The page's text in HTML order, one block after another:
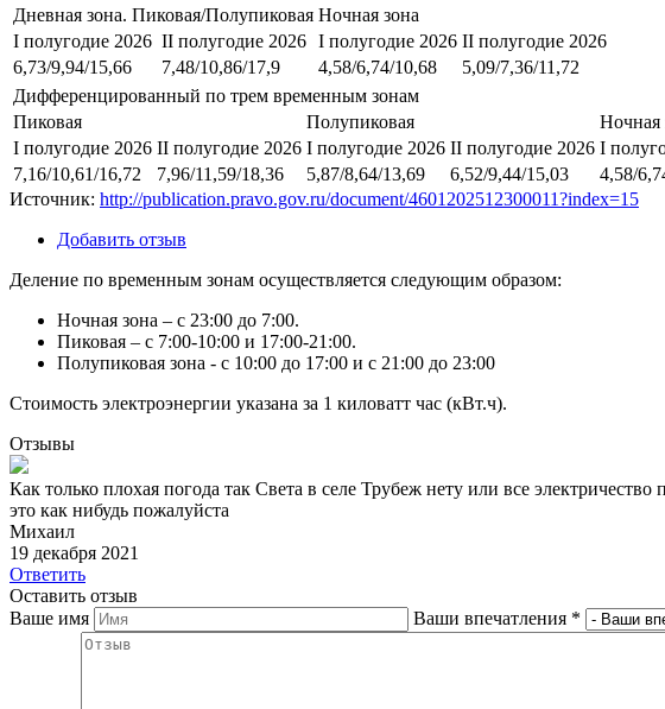
Дневная зона. Пиковая/Полупиковая Ночная зона
I полугодие 2026 II полугодие 2026 I полугодие 2026 II полугодие 2026
6,73/9,94/15,66
7,48/10,86/17,9 4,58/6,74/10,68
5,09/7,36/11,72
Дифференцированный по трем временным зонам
Пиковая
Полупиковая
Ночная
I полугодие 2026 II полугодие 2026 I полугодие 2026 II полугодие 2026 I
7,16/10,61/16,72
7,96/11,59/18,36 5,87/8,64/13,69 6,52/9,44/15,03 4,58/
Источник: http://publication.pravo.gov.ru/document/4601202512300011?index=15
Добавить отзыв
Деление по временным зонам осуществляется следующим образом:
Ночная зона – с 23:00 до 7:00.
Пиковая – с 7:00-10:00 и 17:00-21:00.
Полупиковая зона - с 10:00 до 17:00 и с 21:00 до 23:00
Стоимость электроэнергии указана за 1 киловатт час (кВт.ч).
Отзывы
Как только плохая погода так Света в селе Трубеж нету или все
это как нибудь пожалуйста
Михаил
19 декабря 2021
Ответить
Оставить отзыв
Ваше имя
Ваши впечатления *